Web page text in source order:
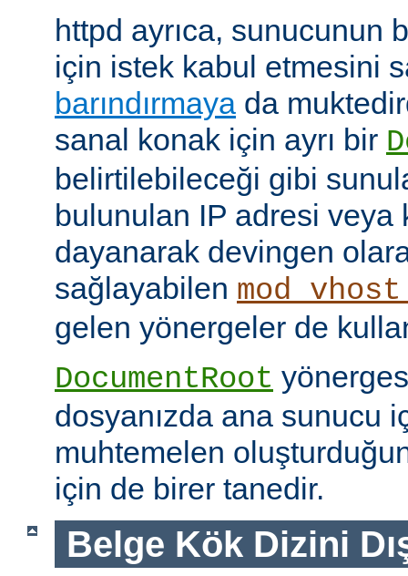
httpd ayrıca, sunucunun
için istek kabul etmesini
barındırmaya da
sanal konak için ayrı bir
belirtilebileceği gibi
bulunulan IP adresi veya
dayanarak devingen
sağlayabilen
gelen yönergeler de
DocumentRoot
dosyanızda ana sunucu
muhtemelen
için de birer tanedir.
Belge Kök Dizini